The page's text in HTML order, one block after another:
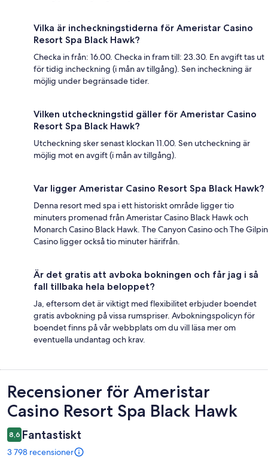
Vilka är incheckningstiderna för Ameristar Casino
Resort Spa Black Hawk?
Checka in från: 16.00. Checka in fram till: 23.30. En avgift tas ut
för tidig incheckning (i mån av tillgång). Sen incheckning är
möjlig under begränsade tider.
Vilken utcheckningstid gäller för Ameristar Casino
Resort Spa Black Hawk?
Utcheckning sker senast klockan 11.00. Sen utcheckning är
möjlig mot en avgift (i mån av tillgång).
Var ligger Ameristar Casino Resort Spa Black Hawk?
Denna resort med spa i ett historiskt område ligger tio
minuters promenad från Ameristar Casino Black Hawk och
Monarch Casino Black Hawk. The Canyon Casino och The Gilpin
Casino ligger också tio minuter härifrån.
Är det gratis att avboka bokningen och får jag i så
fall tillbaka hela beloppet?
Ja, eftersom det är viktigt med flexibilitet erbjuder boendet
gratis avbokning på vissa rumspriser. Avbokningspolicyn för
boendet finns på vår webbplats om du vill läsa mer om
eventuella undantag och krav.
Recensioner
Recensioner för Ameristar
Casino Resort Spa Black Hawk
8,6 Fantastiskt
3 798 recensioner